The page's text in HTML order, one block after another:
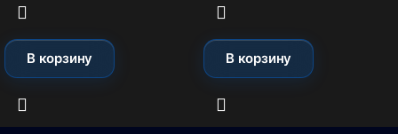
В корзину В корзину